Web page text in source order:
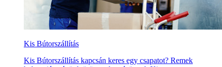
Kis Bútorszállítás
Kis Bútorszállítás kapcsán keres egy csapatot? Remek